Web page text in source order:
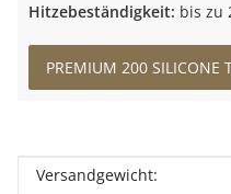
Hitzebeständigkeit: bis zu
PREMIUM 200 SILICONE
Produkteigenschaft
Wert
Versandgewicht: